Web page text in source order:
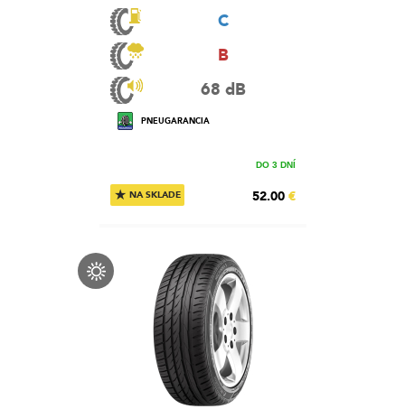
C
B
68 dB
★ NA SKLADE
PNEUGARANCIA
DO 3 DNÍ
52.00 €